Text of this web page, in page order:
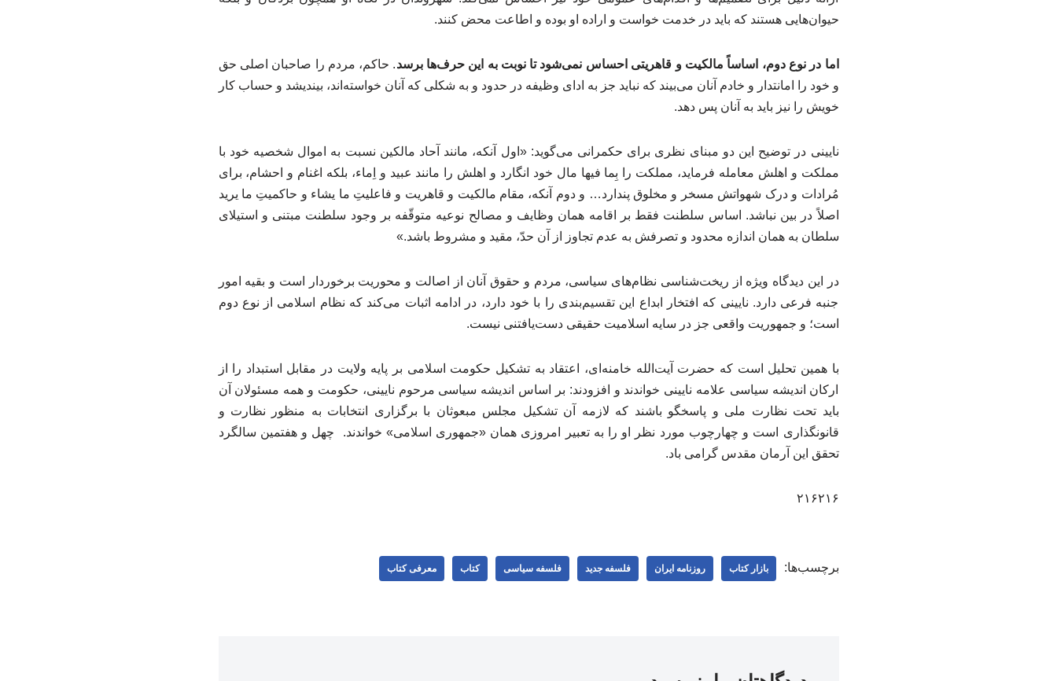
حیوان‌هایی هستند که باید در خدمت خواست و اراده او بوده و اطاعت محض کنند.
اما در نوع دوم، اساساً مالکیت و قاهریتی احساس نمی‌شود تا نوبت به این حرف‌ها برسد. حاکم، مردم را صاحبان اصلی حق
و خود را امانتدار و خادم آنان می‌بیند که نباید جز به ادای وظیفه در حدود و به شکلی که آنان خواسته‌اند، بیندیشد و حساب کار
خویش را نیز باید به آنان پس دهد.
نایینی در توضیح این دو مبنای نظری برای حکمرانی می‌گوید: «اول آنکه، مانند آحاد مالکین نسبت به اموال شخصیه خود با
مملکت و اهلش معامله فرماید، مملکت را بِما فیها مال خود انگارد و اهلش را مانند عبید و اِماء، بلکه اغنام و احشام، برای
مُرادات و درک شهواتش مسخر و مخلوق پندارد… و دوم آنکه، مقام مالکیت و قاهریت و فاعلیتِ ما یشاء و حاکمیتِ ما یرید
اصلاً در بین نباشد. اساس سلطنت فقط بر اقامه همان وظایف و مصالح نوعیه متوقّفه بر وجود سلطنت مبتنی و استیلای
سلطان به همان اندازه محدود و تصرفش به عدم تجاوز از آن حدّ، مقید و مشروط باشد.»
در این دیدگاه ویژه از ریخت‌شناسی نظام‌های سیاسی، مردم و حقوق آنان از اصالت و محوریت برخوردار است و بقیه امور
جنبه فرعی دارد. نایینی که افتخار ابداع این تقسیم‌بندی را با خود دارد، در ادامه اثبات می‌کند که نظام اسلامی از نوع دوم
است؛ و جمهوریت واقعی جز در سایه اسلامیت حقیقی دست‌یافتنی نیست.
با همین تحلیل است که حضرت آیت‌الله خامنه‌ای، اعتقاد به تشکیل حکومت اسلامی بر پایه ولایت در مقابل استبداد را از
ارکان اندیشه سیاسی علامه نایینی خواندند و افزودند: بر اساس اندیشه سیاسی مرحوم نایینی، حکومت و همه مسئولان آن
باید تحت نظارت ملی و پاسخگو باشند که لازمه آن تشکیل مجلس مبعوثان با برگزاری انتخابات به منظور نظارت و
قانونگذاری است و چهارچوب مورد نظر او را به تعبیر امروزی همان «جمهوری اسلامی» خواندند. چهل و هفتمین سالگرد
تحقق این آرمان مقدس گرامی باد.
۲۱۶۲۱۶
برچسب‌ها: بازار کتاب روزنامه ایران فلسفه جدید فلسفه سیاسی کتاب معرفی کتاب